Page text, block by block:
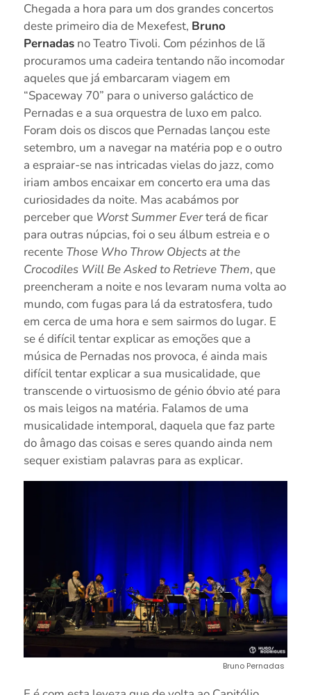
Chegada a hora para um dos grandes concertos
deste primeiro dia de Mexefest, Bruno
Pernadasno Teatro Tivoli. Com pézinhos de lã
procuramos uma cadeira tentando não incomodar
aqueles que já embarcaram viagem em
“Spaceway 70” para o universo galáctico de
Pernadas e a sua orquestra de luxo em palco.
Foram dois os discos que Pernadas lançou este
setembro, um a navegar na matéria pop e o outro
a espraiar-se nas intricadas vielas do jazz, como
iriam ambos encaixar em concerto era uma das
curiosidades da noite. Mas acabámos por
perceber que Worst Summer Everterá de ficar
para outras núpcias, foi o seu álbum estreia e o
recenteThose Who Throw Objects at the
Crocodiles Will Be Asked to Retrieve Them, que
preencheram a noite e nos levaram numa volta ao
mundo, com fugas para lá da estratosfera, tudo
em cerca de uma hora e sem sairmos do lugar. E
se é difícil tentar explicar as emoções que a
música de Pernadas nos provoca, é ainda mais
difícil tentar explicar a sua musicalidade, que
transcende o virtuosismo de génio óbvio até para
os mais leigos na matéria. Falamos de uma
musicalidade intemporal, daquela que faz parte
do âmago das coisas e seres quando ainda nem
sequer existiam palavras para as explicar.
Bruno Pernadas